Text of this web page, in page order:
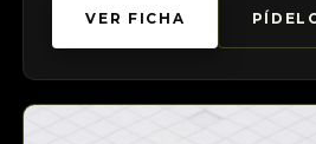
VER FICHA